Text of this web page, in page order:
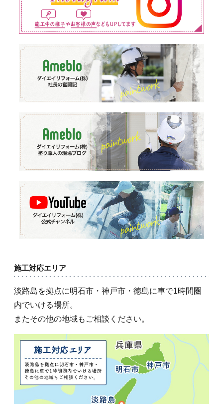
施工対応エリア
淡路島を拠点に明石市・神戸市・徳島に車で1時間圏
内でいける場所。
またその他の地域もご相談ください。